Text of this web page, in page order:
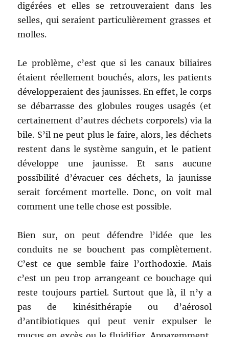
digérées et elles se retrouveraient dans les
selles, qui seraient particulièrement grasses et
molles.
Le problème, c’est que si les canaux biliaires
étaient réellement bouchés, alors, les patients
développeraient des jaunisses. En effet, le corps
se débarrasse des globules rouges usagés (et
certainement d’autres déchets corporels) via la
bile. S’il ne peut plus le faire, alors, les déchets
restent dans le système sanguin, et le patient
développe une jaunisse. Et sans aucune
possibilité d’évacuer ces déchets, la jaunisse
serait forcément mortelle. Donc, on voit mal
comment une telle chose est possible.
Bien sur, on peut défendre l’idée que les
conduits ne se bouchent pas complètement.
C’est ce que semble faire l’orthodoxie. Mais
c’est un peu trop arrangeant ce bouchage qui
reste toujours partiel. Surtout que là, il n’y a
pas de kinésithérapie ou d’aérosol
d’antibiotiques qui peut venir expulser le